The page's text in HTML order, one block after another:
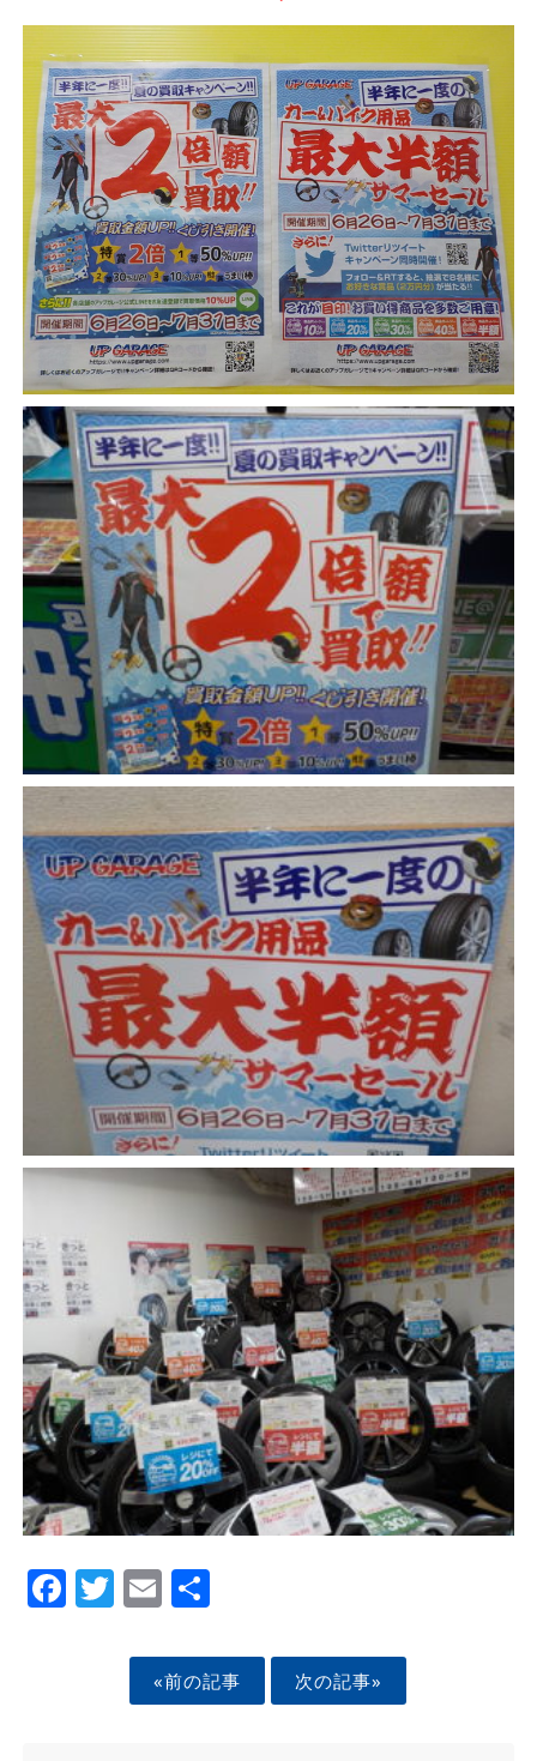
Facebook
Twitter
EmailShare
«前の記事 次の記事»